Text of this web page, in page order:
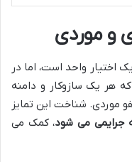
و موردی
اختیار واحد است، اما در
هر یک سازوکار و دامنه
موردی. شناخت این تمایز
جرایمی می شود، کمک می